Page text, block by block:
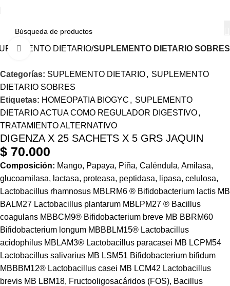
DIETARIO SUPLEMENTO DIETARIO SOBRES
Haga Click para agrandar
Categorías: SUPLEMENTO DIETARIO, SUPLEMENTO
DIETARIO SOBRES
Etiquetas: HOMEOPATIA BIOGYC , SUPLEMENTO
DIETARIO ACTUA COMO REGULADOR DIGESTIVO,
TRATAMIENTO ALTERNATIVO
DIGENZA X 25 SACHETS X 5 GRS JAQUIN
$ 70.000
Composición: Mango, Papaya, Piña, Caléndula, Amilasa,
glucoamilasa, lactasa, proteasa, peptidasa, lipasa, celulosa,
Lactobacillus rhamnosus MBLRM6 ® Bifidobacterium lactis MB
BALM27 Lactobacillus plantarum MBLPM27 ® Bacillus
coagulans MBBCM9® Bifidobacterium breve MB BBRM60
Bifidobacterium longum MBBBLM15® Lactobacillus
acidophilus MBLAM3® Lactobacillus paracasei MB LCPM54
Lactobacillus salivarius MB LSM51 Bifidobacterium bifidum
MBBBM12® Lactobacillus casei MB LCM42 Lactobacillus
brevis MB LBM18, Fructooligosacáridos (FOS), Bacillus